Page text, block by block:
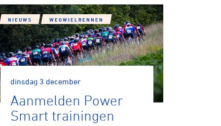
NIEUWS WEGWIELRENNEN
dinsdag 3 december
Aanmelden Power
Smart trainingen